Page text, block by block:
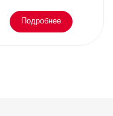
Подробнее